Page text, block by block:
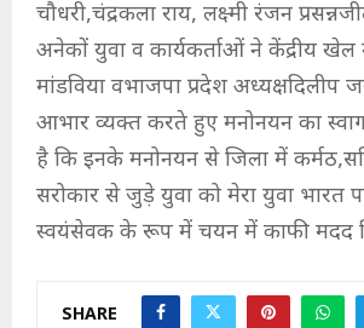
चौधरी,चंद्रकला राय, लक्ष्मी रंजन
अनेकों युवा व कार्यकर्ताओं ने केंद्रीय खेल
मांडविया वभाजपा प्रदेश अध्यक्षदिलीप
आभार व्यक्त करते हुए मनोनयन का
है कि इनके मनोनयन से जिला में
सरोकार से जुड़े युवा को मेरा युवा भारत
स्वयंसेवक के रूप में चयन में काफी मदद
SHARE